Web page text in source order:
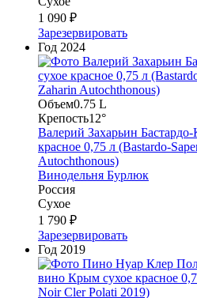
1 090 ₽
Зарезервировать
Год 2024
Объем0.75 L
Крепость12°
Валерий Захарьин
красное 0,75 л (Bastardo-
Autochthonous)
Винодельня Бурлюк
Россия
Сухое
1 790 ₽
Зарезервировать
Год 2019